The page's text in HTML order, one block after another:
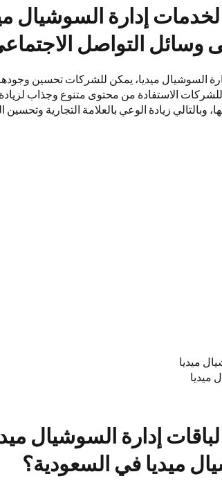
إدارة السوشيال
التواصل
السوشيال ميديا، يمكن للشركات تحسين
الاستفادة من محتوى متنوع وجذاب لزيادة
وبالتالي زيادة الوعي بالعلامة التجارية
ميديا
إدارة السوشيال
ميديا في السعودية؟